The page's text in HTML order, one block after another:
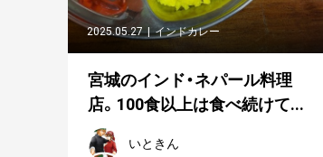
2025.05.27 インドカレー
宮城のインド・ネパール料理
店。100食以上は食べ続けて...
いときん